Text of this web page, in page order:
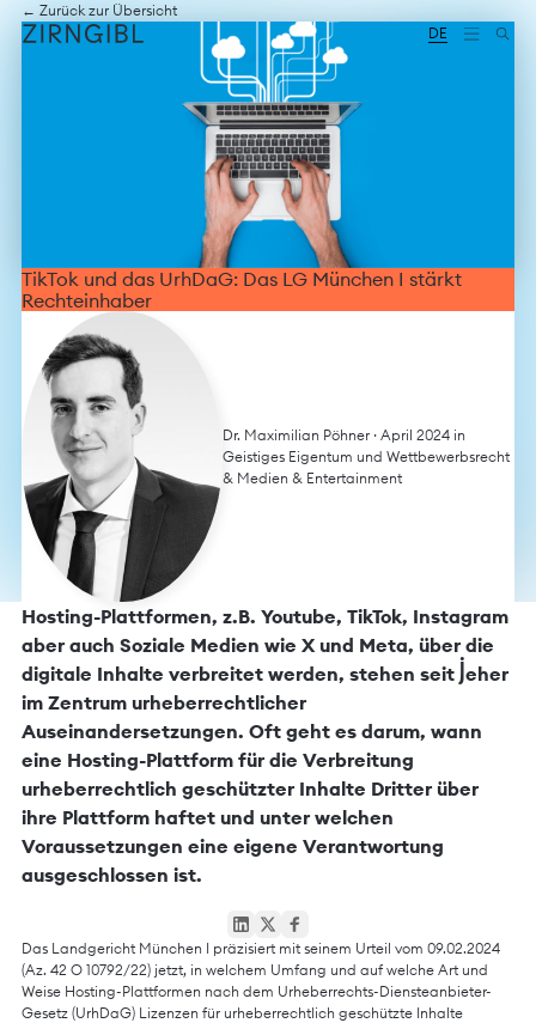
Zum
Inhalt
Diese
Website
technisch
umgesetzt
durchdachtes
moderne
Webtechnologien
und
barrierefreien
Zugang.
DE
← Zurück zur Übersicht
TikTok und das UrhDaG: Das LG München I stärkt
Rechteinhaber
Dr. Maximilian Pöhner · April 2024 in
Geistiges Eigentum und Wettbewerbsrecht
& Medien & Entertainment
Hosting-Plattformen, z.B. Youtube, TikTok, Instagram
aber auch Soziale Medien wie X und Meta, über die
digitale Inhalte verbreitet werden, stehen seit jeher
im Zentrum urheberrechtlicher
Auseinandersetzungen. Oft geht es darum, wann
eine Hosting-Plattform für die Verbreitung
urheberrechtlich geschützter Inhalte Dritter über
ihre Plattform haftet und unter welchen
Voraussetzungen eine eigene Verantwortung
ausgeschlossen ist.
Das Landgericht München I präzisiert mit seinem Urteil vom 09.02.2024
(Az. 42 O 10792/22) jetzt, in welchem Umfang und auf welche Art und
Weise Hosting-Plattformen nach dem Urheberrechts-Diensteanbieter-
Gesetz (UrhDaG) Lizenzen für urheberrechtlich geschützte Inhalte